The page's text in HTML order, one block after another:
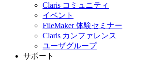
Claris コミュニティ
イベント
FileMaker 体験セミナー
Claris カンファレンス
ユーザグループ
サポート